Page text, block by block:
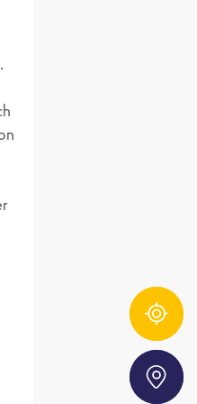
Zutatentracker
Storefinder